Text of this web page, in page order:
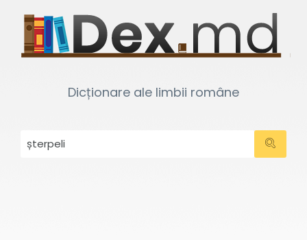
Dicționare ale limbii române